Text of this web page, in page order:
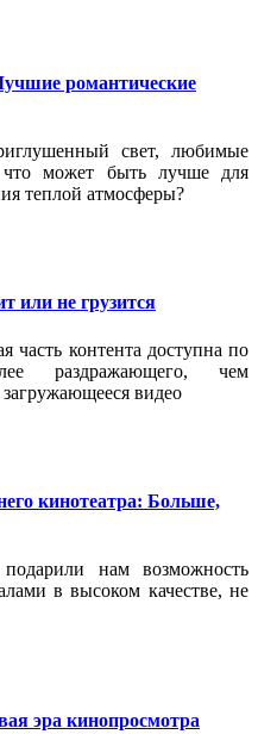
романтические
свет, любимые
может быть лучше для
теплой атмосферы?
или не грузится
часть контента доступна по
раздражающего, чем
видео
кинотеатра: Больше,
нам возможность
в высоком качестве, не
эра кинопросмотра